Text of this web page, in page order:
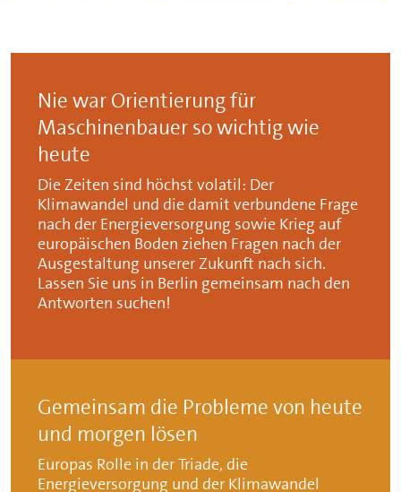
Nie war Orientierung für
Maschinenbauer so wichtig wie
heute
Die Zeiten sind höchst volatil: Der
Klimawandel und die damit verbundene Frage
nach der Energieversorgung sowie Krieg auf
europäischen Boden ziehen Fragen nach der
Ausgestaltung unserer Zukunft nach sich.
Lassen Sie uns in Berlin gemeinsam nach den
Antworten suchen!
Gemeinsam die Probleme von heute
und morgen lösen
Europas Rolle in der Triade, die
Energieversorgung und der Klimawandel